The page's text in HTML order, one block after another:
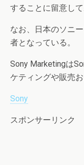
することに留意して
なお、日本のソニ
者となっている。
Sony Marketingは
ケティングや販売
Sony
スポンサーリンク